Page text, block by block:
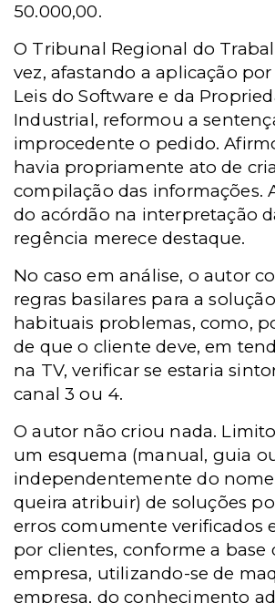
50.000,00.
O Tribunal Regional do
vez, afastando a aplicação
Leis do Software e da
Industrial, reformou a
improcedente o pedido.
havia propriamente ato de
compilação das informações.
do acórdão na interpretação
regência merece destaque.
No caso em análise, o autor
regras basilares para a
habituais problemas, como,
de que o cliente deve, em
na TV, verificar se estaria
canal 3 ou 4.
O autor não criou nada.
um esquema (manual, guia
independentemente do
queira atribuir)de soluções
erros comumente verificados
por clientes, conforme a base
empresa, utilizando-se de
empresa, do conhecimento